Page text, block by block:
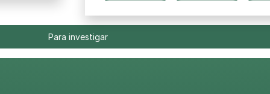
Para investigar